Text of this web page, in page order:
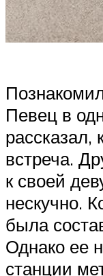
Певец в
рассказал,
встреча.
к своей
нескучно.
была
Однако ее
станции